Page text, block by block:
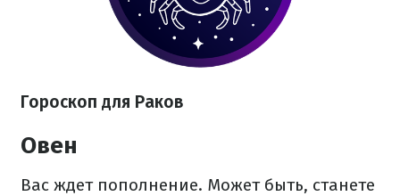
Гороскоп для Раков
Овен
Вас ждет пополнение. Может быть, станете